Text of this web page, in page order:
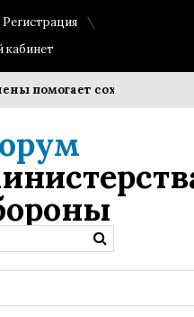
Регистрация
кабинет
сохранить